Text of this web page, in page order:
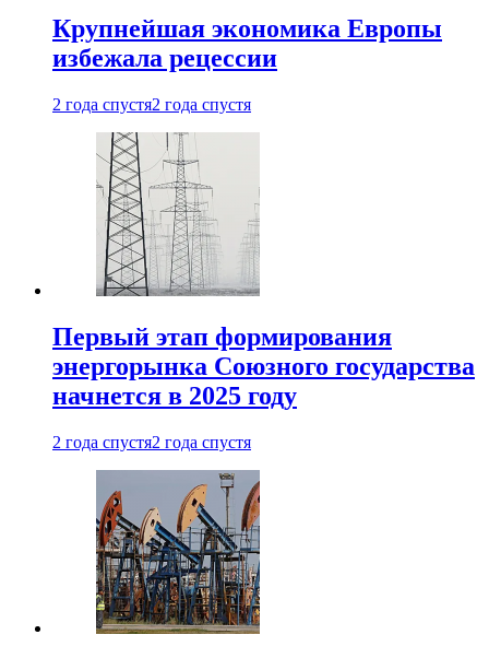
Крупнейшая экономика Европы
избежала рецессии
2 года спустя2 года спустя
Первый этап формирования
энергорынка Союзного государства
начнется в 2025 году
2 года спустя2 года спустя